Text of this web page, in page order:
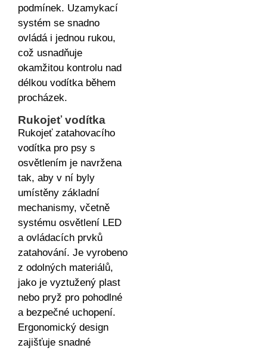
podmínek. Uzamykací
systém se snadno
ovládá i jednou rukou,
což usnadňuje
okamžitou kontrolu nad
délkou vodítka během
procházek.
Rukojeť vodítka
Rukojeť zatahovacího
vodítka pro psy s
osvětlením je navržena
tak, aby v ní byly
umístěny základní
mechanismy, včetně
systému osvětlení LED
a ovládacích prvků
zatahování. Je vyrobeno
z odolných materiálů,
jako je vyztužený plast
nebo pryž pro pohodlné
a bezpečné uchopení.
Ergonomický design
zajišťuje snadné